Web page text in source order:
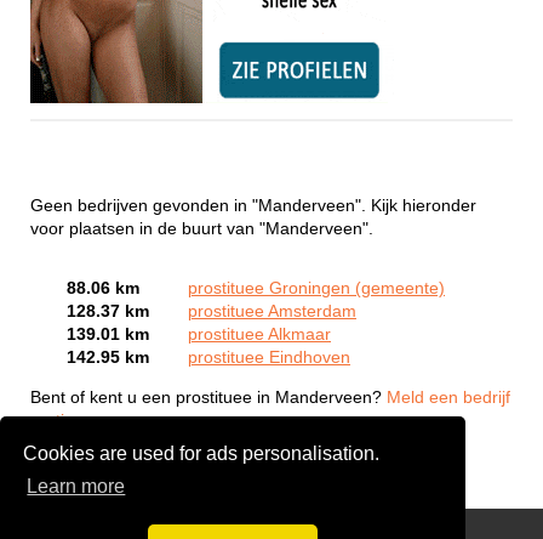
Cookies are used for ads personalisation.
Learn more
Geen bedrijven gevonden in "Manderveen". Kijk hieronder
voor plaatsen in de buurt van "Manderveen".
88.06 km
prostituee Groningen (gemeente)
128.37 km
prostituee Amsterdam
139.01 km
prostituee Alkmaar
142.95 km
prostituee Eindhoven
Bent of kent u een prostituee in Manderveen? Meld een bedrijf
gratis aan